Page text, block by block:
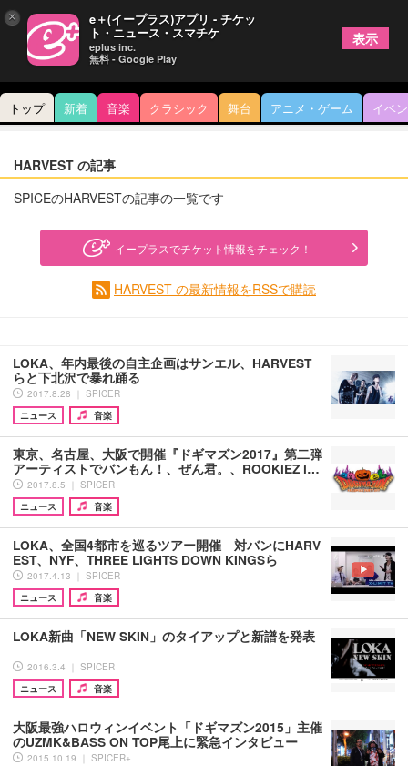
トップ 新着 音楽 クラシック 舞台 アニメ・ゲーム イベ
HARVEST の記事
SPICEのHARVESTの記事の一覧です
イープラスでチケット情報をチェック！
HARVEST の最新情報をRSSで購読
LOKA、年内最後の自主企画はサンエル、HARVEST
らと下北沢で暴れ踊る
2017.8.28 ｜ SPICER
ニュース
音楽
東京、名古屋、大阪で開催『ドギマズン2017』第二弾
アーティストでバンもん！、ぜん君。、ROOKiEZ i…
2017.8.5 ｜ SPICER
ニュース
音楽
LOKA、全国4都市を巡るツアー開催 対バンにHARV
EST、NYF、THREE LIGHTS DOWN KINGSら
2017.4.13 ｜ SPICER
ニュース
音楽
LOKA新曲「NEW SKIN」のタイアップと新譜を発表
2016.3.4 ｜ SPICER
ニュース
音楽
大阪最強ハロウィンイベント「ドギマズン2015」主催
のUZMK&BASS ON TOP尾上に緊急インタビュー
2015.10.19 ｜ SPICER+
× e＋(イープラス)アプリ - チケッ
ト・ニュース・スマチケ
eplus inc.
無料 - Google Play
表示